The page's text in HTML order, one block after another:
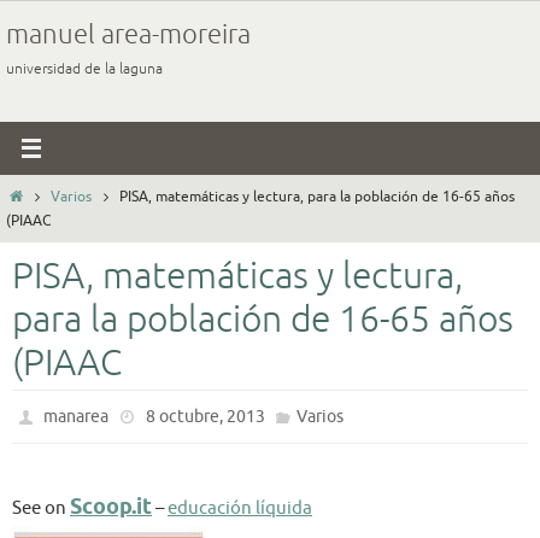
al
contenido
manuel area-moreira
universidad de la laguna
InicioVarios
PISA, matemáticas y lectura, para la población de 16-65 años
(PIAAC
PISA, matemáticas y lectura,
para la población de 16-65 años
(PIAAC
manarea 8 octubre, 2013 Varios
See on Scoop.it–educación líquida